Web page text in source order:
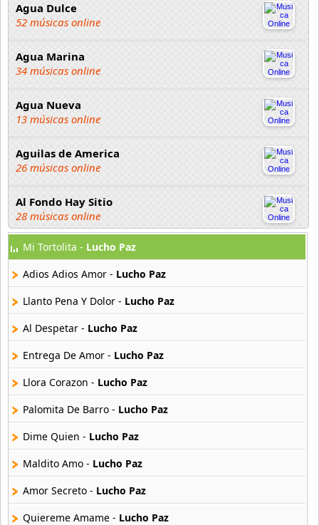
Agua Dulce
52 músicas online
Agua Marina
34 músicas online
Agua Nueva
13 músicas online
Aguilas de America
26 músicas online
Al Fondo Hay Sitio
28 músicas online
Alasca
24 músicas online
Alasser
9 músicas online
6 músicas online
Alfa 7
21 músicas online
Alisma
10 músicas online
Alma Bella
20 músicas online
Mi Tortolita - Lucho Paz
Adios Adios Amor - Lucho Paz
Llanto Pena Y Dolor - Lucho Paz
Al Despetar - Lucho Paz
Entrega De Amor - Lucho Paz
Llora Corazon - Lucho Paz
Palomita De Barro - Lucho Paz
Dime Quien - Lucho Paz
Maldito Amo - Lucho Paz
Amor Secreto - Lucho Paz
Quiereme Amame - Lucho Paz